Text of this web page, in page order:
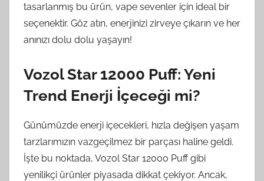
tasarlanmış bu ürün, vape sevenler için ideal bir
seçenektir. Göz atın, enerjinizi zirveye çıkarın ve her
anınızı dolu dolu yaşayın!
Vozol Star 12000 Puff: Yeni
Trend Enerji İçeceği mi?
Günümüzde enerji içecekleri, hızla değişen yaşam
tarzlarımızın vazgeçilmez bir parçası haline geldi.
İşte bu noktada, Vozol Star 12000 Puff gibi
yenilikçi ürünler piyasada dikkat çekiyor. Ancak,